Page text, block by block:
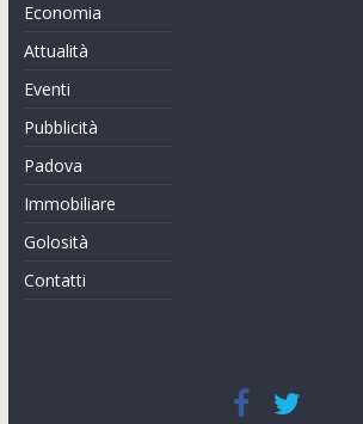
Economia
Attualità
Eventi
Pubblicità
Padova
Immobiliare
Golosità
Contatti